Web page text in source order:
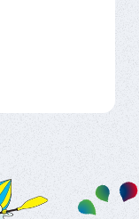
が集まり、被
す。この様子
宿泊や休憩場
切な理念の一つ
ー派遣を決定し